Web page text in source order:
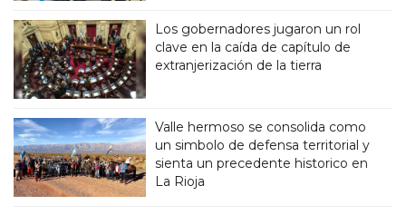
Los gobernadores jugaron un rol
clave en la caída de capítulo de
extranjerización de la tierra
Valle hermoso se consolida como
un simbolo de defensa territorial y
sienta un precedente historico en
La Rioja